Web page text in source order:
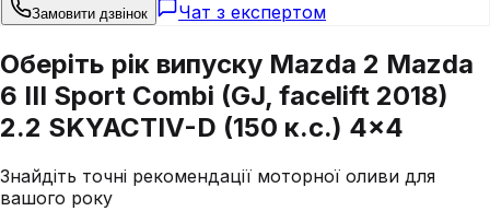
Замовити дзвінок Чат з експертом
Оберіть рік випуску Mazda 2 Mazda
6 III Sport Combi (GJ, facelift 2018)
2.2 SKYACTIV-D (150 к.с.) 4x4
Знайдіть точні рекомендації моторної оливи для
вашого року